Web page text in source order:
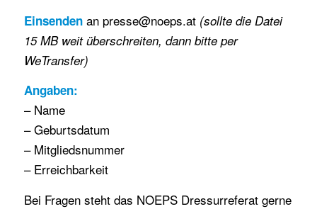
Einsenden an presse@noeps.at (sollte die Datei
15 MB weit überschreiten, dann bitte per
WeTransfer)
Angaben:
– Name
– Geburtsdatum
– Mitgliedsnummer
– Erreichbarkeit
Bei Fragen steht das NOEPS Dressurreferat gerne